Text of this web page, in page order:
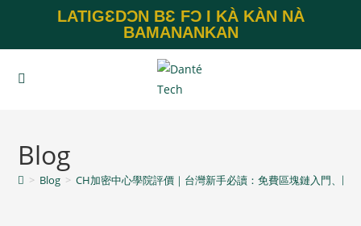
LATIGƐDƆN BƐ FƆ I KÀ KÀN NÀ
BAMANANKAN
Blog
> Blog > CH加密中心學院評價｜台灣新手必讀：免費區塊鏈入門、比